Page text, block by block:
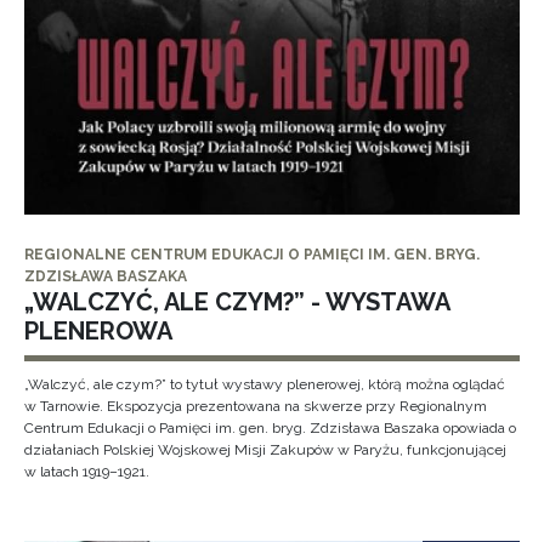
REGIONALNE CENTRUM EDUKACJI O PAMIĘCI IM. GEN. BRYG.
ZDZISŁAWA BASZAKA
„WALCZYĆ, ALE CZYM?” - WYSTAWA
PLENEROWA
„Walczyć, ale czym?” to tytuł wystawy plenerowej, którą można oglądać
w Tarnowie. Ekspozycja prezentowana na skwerze przy Regionalnym
Centrum Edukacji o Pamięci im. gen. bryg. Zdzisława Baszaka opowiada o
działaniach Polskiej Wojskowej Misji Zakupów w Paryżu, funkcjonującej
w latach 1919–1921.